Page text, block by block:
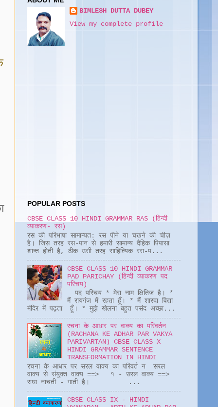
BIMLESH DUTTA DUBEY
View my complete profile
POPULAR POSTS
CBSE CLASS 10 HINDI GRAMMAR RAS (हिन्दी
व्याकरण- रस)
रस की परिभाषा सामान्यत: रस पीने या चखने की चीज़
है। जिस तरह रस-पान से हमारी सामान्य दैहिक पिपासा
शान्त होती है, ठीक उसी तरह साहित्यिक रस-प...
CBSE CLASS 10 HINDI GRAMMAR
PAD PARICHAY (हिन्दी व्याकरण पद
परिचय)
पद परिचय * मेरा नाम क्षितिज है। *
मैं रायगंज में रहता हूँ। * मैं शारदा विद्या
मंदिर में पढ़ता हूँ। * मुझे खेलना बहुत पसंद अच्छा...
रचना के आधार पर वाक्य का परिवर्तन
(RACHANA KE ADHAR PAR VAKYA
PARIVARTAN) CBSE CLASS X
HINDI GRAMMAR SENTENCE
TRANSFORMATION IN HINDI
रचना के आधार पर सरल वाक्य का परिवर्त न सरल
वाक्य से संयुक्त वाक्य ==> १ - सरल वाक्य ==>
राधा नाचती - गाती है। ...
CBSE CLASS IX - HINDI